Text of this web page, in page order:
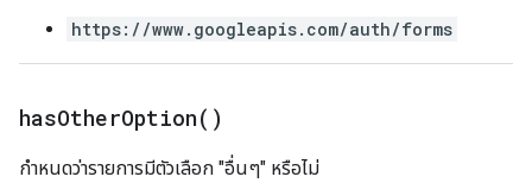
https://www.googleapis.com/auth/forms
hasOtherOption( )
กำหนดว่ารายการมีตัวเลือก "อื่นๆ" หรือไม่